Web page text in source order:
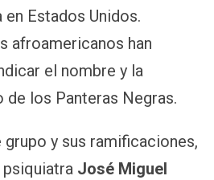
Estados Unidos.
afroamericanos han
el nombre y la
los Panteras Negras.
grupo y sus ramificaciones,
José Miguel